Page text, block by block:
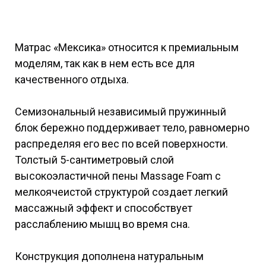
Матрас «Мексика» относится к премиальным
моделям, так как в нем есть все для
качественного отдыха.
Семизональный независимый пружинный
блок бережно поддерживает тело, равномерно
распределяя его вес по всей поверхности.
Толстый 5-сантиметровый слой
высокоэластичной пены Massage Foam с
мелкоячеистой структурой создает легкий
массажный эффект и способствует
расслаблению мышц во время сна.
Конструкция дополнена натуральным